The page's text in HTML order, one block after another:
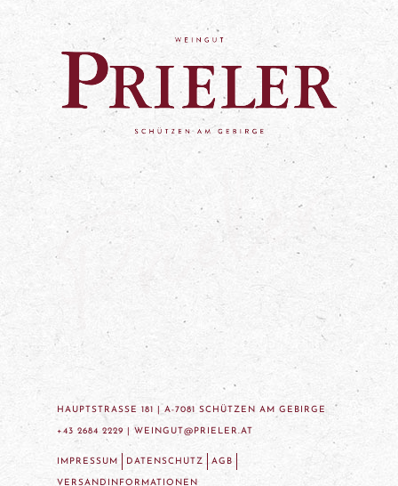
HAUPTSTRASSE 181 | A-7081 SCHÜTZEN AM GEBIRGE
+43 2684 2229 | WEINGUT@PRIELER.AT
IMPRESSUM DATENSCHUTZ AGB
VERSANDINFORMATIONEN